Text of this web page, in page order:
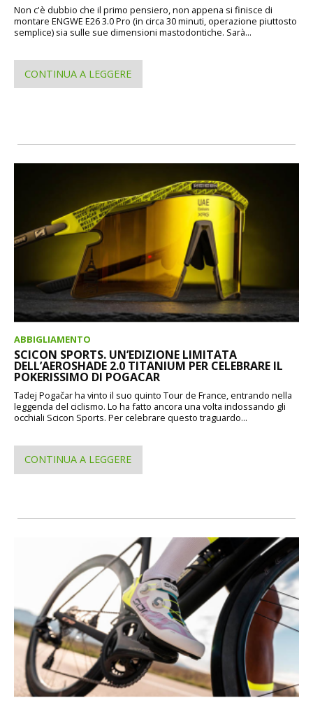
Non c'è dubbio che il primo pensiero, non appena si finisce di
montare ENGWE E26 3.0 Pro (in circa 30 minuti, operazione piuttosto
semplice) sia sulle sue dimensioni mastodontiche. Sarà...
CONTINUA A LEGGERE
ABBIGLIAMENTO
SCICON SPORTS. UN’EDIZIONE LIMITATA
DELL’AEROSHADE 2.0 TITANIUM PER CELEBRARE IL
POKERISSIMO DI POGACAR
Tadej Pogačar ha vinto il suo quinto Tour de France, entrando nella
leggenda del ciclismo. Lo ha fatto ancora una volta indossando gli
occhiali Scicon Sports. Per celebrare questo traguardo...
CONTINUA A LEGGERE